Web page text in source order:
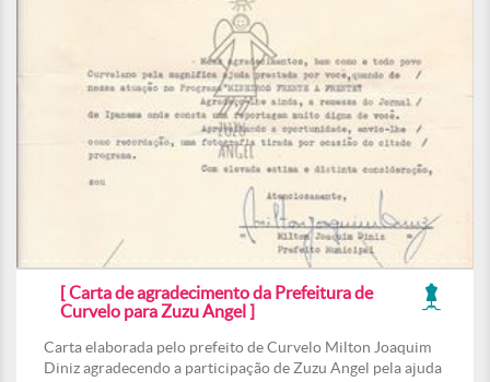
[ Carta de agradecimento da Prefeitura de
Curvelo para Zuzu Angel ]
Carta elaborada pelo prefeito de Curvelo Milton Joaquim
Diniz agradecendo a participação de Zuzu Angel pela ajuda